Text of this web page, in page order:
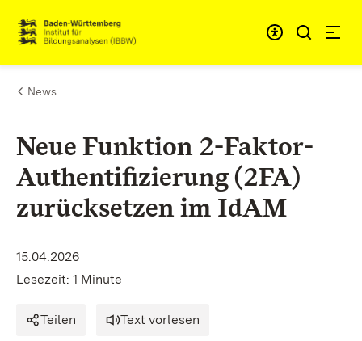
Zum Inhalt springen
Link zur Startseite
News
Neue Funktion 2-Faktor-
Authentifizierung (2FA)
zurücksetzen im IdAM
15.04.2026
Lesezeit: 1 Minute
Teilen Text vorlesen